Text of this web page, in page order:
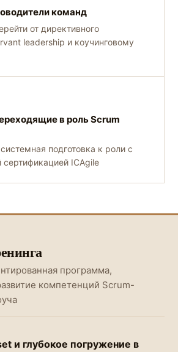
команд
от директивного
leadership и коучинговому
в роль Scrum
подготовка к роли с
ICAgile
программа,
компетенций Scrum-
и глубокое погружение в